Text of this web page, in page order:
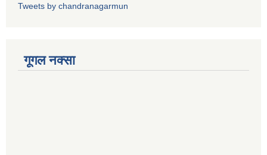
Tweets by chandranagarmun
गूगल नक्सा